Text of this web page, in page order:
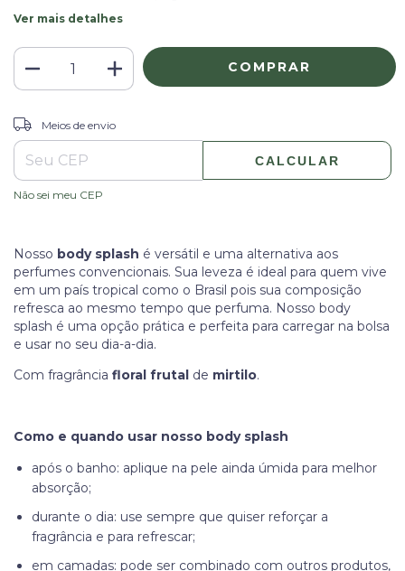
Ver mais detalhes
Entregas para o CEP:
Meios de envio
CALCULAR
Não sei meu CEP
Nosso body splash é versátil e uma alternativa aos
perfumes convencionais. Sua leveza é ideal para quem vive
em um país tropical como o Brasil pois sua composição
refresca ao mesmo tempo que perfuma. Nosso body
splash é uma opção prática e perfeita para carregar na bolsa
e usar no seu dia-a-dia.
Com fragrância floral frutal de mirtilo.
Como e quando usar nosso body splash
após o banho: aplique na pele ainda úmida para melhor
absorção;
durante o dia: use sempre que quiser reforçar a
fragrância e para refrescar;
em camadas: pode ser combinado com outros produtos,